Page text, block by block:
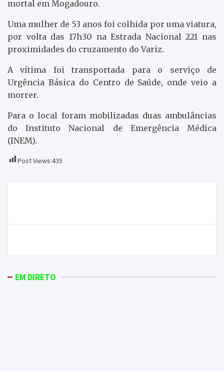
mortal em Mogadouro.
Uma mulher de 53 anos foi colhida por uma viatura,
por volta das 17h30 na Estrada Nacional 221 nas
proximidades do cruzamento do Variz.
A vítima foi transportada para o serviço de
Urgência Básica do Centro de Saúde, onde veio a
morrer.
Para o local foram mobilizadas duas ambulâncias
do Instituto Nacional de Emergência Médica
(INEM).
Post Views:435
artigos
EM DIRETO